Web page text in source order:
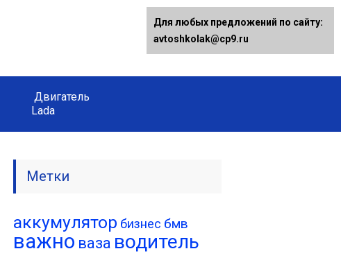
Двигатель
Lada
Метки
аккумулятор бизнес бмв
важно ваза водитель
Для любых предложений по сайту:
avtoshkolak@cp9.ru